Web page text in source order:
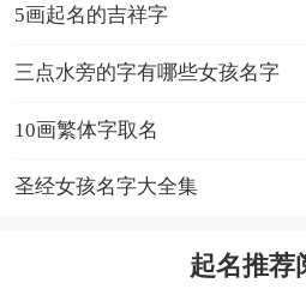
5画起名的吉祥字
三点水旁的字有哪些女孩名字
10画繁体字取名
圣经女孩名字大全集
起名推荐